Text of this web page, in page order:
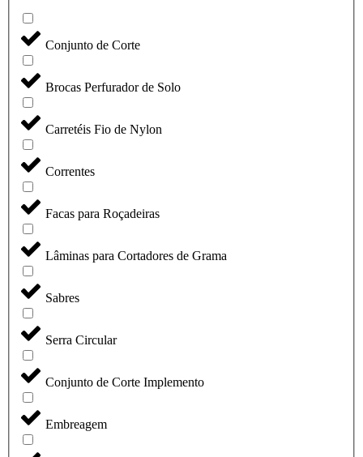
Conjunto de Corte
Brocas Perfurador de Solo
Carretéis Fio de Nylon
Correntes
Facas para Roçadeiras
Lâminas para Cortadores de Grama
Sabres
Serra Circular
Conjunto de Corte Implemento
Embreagem